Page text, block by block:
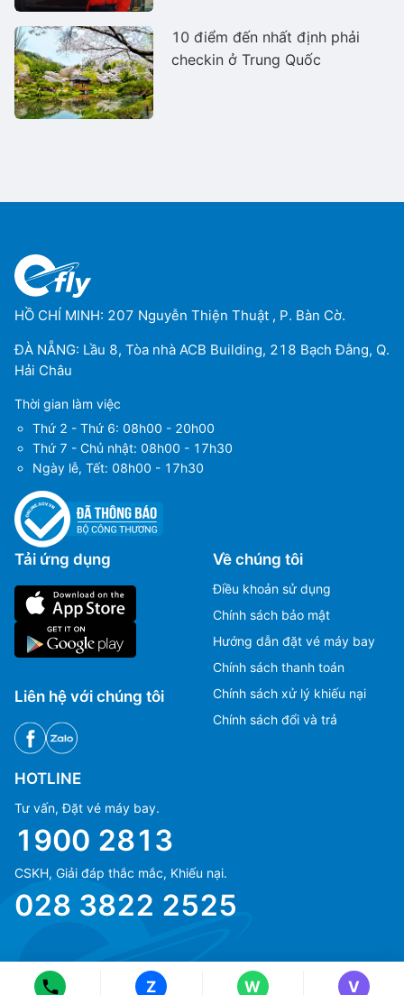
10 điểm đến nhất định phải
checkin ở Trung Quốc
HỒ CHÍ MINH: 207 Nguyễn Thiện Thuật , P. Bàn Cờ.
ĐÀ NẴNG: Lầu 8, Tòa nhà ACB Building, 218 Bạch Đằng, Q.
Hải Châu
Thời gian làm việc
Thứ 2 - Thứ 6: 08h00 - 20h00
Thứ 7 - Chủ nhật: 08h00 - 17h30
Ngày lễ, Tết: 08h00 - 17h30
Tải ứng dụng
Liên hệ với chúng tôi
Về chúng tôi
Điều khoản sử dụng
Chính sách bảo mật
Hướng dẫn đặt vé máy bay
Chính sách thanh toán
Chính sách xử lý khiếu nại
Chính sách đổi và trả
HOTLINE
Tư vấn, Đặt vé máy bay.
1900 2813
CSKH, Giải đáp thắc mắc, Khiếu nại.
028 3822 2525
Z W
(+84) 70 854 1213
V